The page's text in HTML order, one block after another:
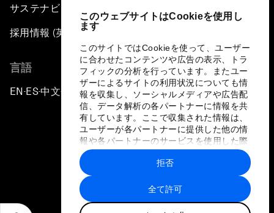
このウェブサイトはCookieを使用し
ます
このサイトではCookieを使って、ユーザー
に合わせたコンテンツや広告の表示、トラ
フィックの分析を行っています。またユー
ザーによるサイトの利用状況についても情
報を収集し、ソーシャルメディアや広告配
信、データ解析の各パートナーに情報を共
有しています。ここで収集された情報は、
ユーザーが各パートナーに提供した他の情
報や各パートナーのサービスを使用した際
に収集された情報と組み合わされ、各パー
トナーによって使用されることがありま
す。
全て許可
拒否
サステナビリティへの取り組み
採用情報 (英語のみ)
言語
EN ▪ES▪中文▪ 日本語
プライバシーポリシーと利用規約
サイトマップ